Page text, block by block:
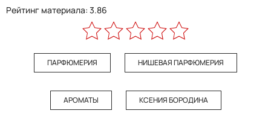
Рейтинг материала: 3.86
ПАРФЮМЕРИЯ НИШЕВАЯ ПАРФЮМЕРИЯ
АРОМАТЫ КСЕНИЯ БОРОДИНА